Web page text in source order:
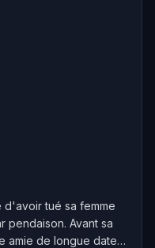
d'avoir tué sa femme
pendaison. Avant sa
amie de longue date